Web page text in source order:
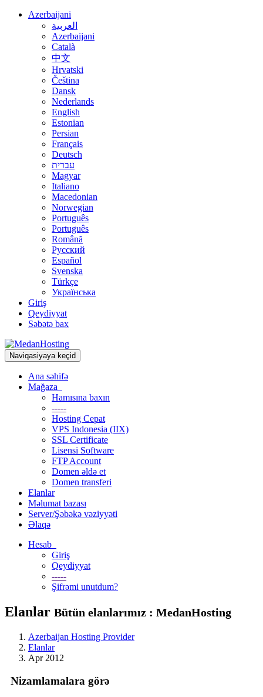
Azerbaijani
العربية
Azerbaijani
Català
中文
Hrvatski
Čeština
Dansk
Nederlands
English
Estonian
Persian
Français
Deutsch
עברית
Magyar
Italiano
Macedonian
Norwegian
Português
Português
Română
Русский
Español
Svenska
Türkçe
Українська
Giriş
Qeydiyyat
Səbətə bax
Naviqasiyaya keçid
Ana səhifə
Mağaza
Hamısına baxın
-----
Hosting Cepat
VPS Indonesia (IIX)
SSL Certificate
Lisensi Software
FTP Account
Domen əldə et
Domen transferi
Elanlar
Məlumat bazası
Server/Şəbəkə vəziyyəti
Əlaqə
Hesab
Giriş
Qeydiyyat
-----
Şifrəmi unutdum?
Elanlar Bütün elanlarımız : MedanHosting
Azerbaijan Hosting Provider
Elanlar
Apr 2012
Nizamlamalara görə